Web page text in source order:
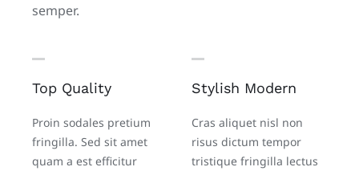
semper.
Top Quality
Proin sodales pretium
fringilla. Sed sit amet
quam a est efficitur
Stylish Modern
Cras aliquet nisl non
risus dictum tempor
tristique fringilla lectus